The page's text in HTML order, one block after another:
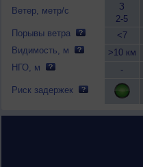
Ветер, метр/с
Порывы ветра
Видимость, м
НГО, м
Риск задержек
З
2-5
<7
>10 км
-